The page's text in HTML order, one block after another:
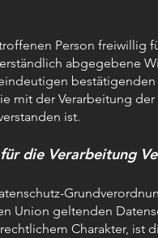
Person freiwillig
abgegebene
mit der Verarbeitung
ist.
die Verarbeitung
Union geltenden
Charakter, ist